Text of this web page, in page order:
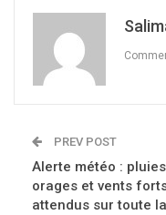
PREV POST
Alerte météo :
orages et vents
attendus sur toute la